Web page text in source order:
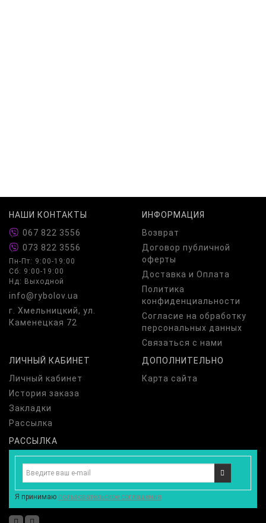
НАШИ КОНТАКТЫ
067 822 3556
073 822 3556
Пн-Пт: 9:00-19:00
Сб: 9:00-19:00
Нд: Выходной
info@rybolov.ua
г. Хмельницкий, ул.
Каменецкая 72
ИНФОРМАЦИЯ
Возврат
Договор публичной
оферты
Доставка и Оплата
Политика
конфиденциальности
Согласие на обработку
персональных данных
Связаться с нами
ЛИЧНЫЙ КАБИНЕТ
Личный кабинет
История заказа
Закладки
Рассылка
ДОПОЛНИТЕЛЬНО
Карта сайта
РАССЫЛКА
Я принимаю пользовательское соглашения